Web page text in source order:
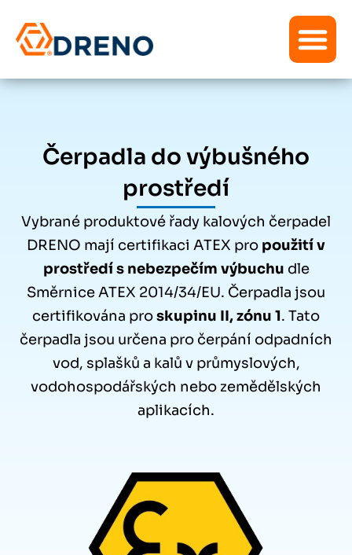
Čerpadla do výbušného
prostředí
Vybrané produktové řady kalových čerpadel
DRENO mají certifikaci ATEX pro použití v
prostředí s nebezpečím výbuchu dle
Směrnice ATEX 2014/34/EU. Čerpadla jsou
certifikována proskupinu II, zónu 1. Tato
čerpadla jsou určena pro čerpání odpadních
vod, splašků a kalů v průmyslových,
vodohospodářských nebo zemědělských
aplikacích.